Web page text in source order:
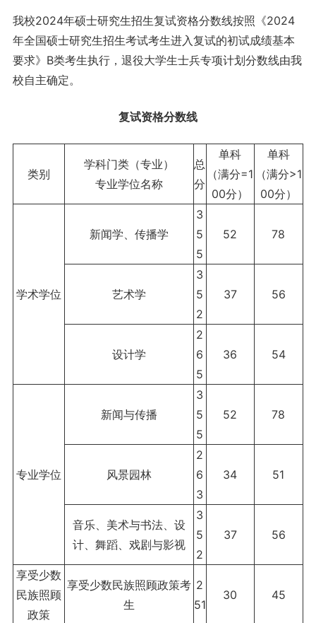
我校2024年硕士研究生招生复试资格分数线按照《2024
年全国硕士研究生招生考试考生进入复试的初试成绩基本
要求》B类考生执行，退役大学生士兵专项计划分数线由我
校自主确定。
复试资格分数线
类别
学科门类（专业）
专业学位名称
总
分
单科
（满分=1
00分）
单科
（满分>1
00分）
学术学位
新闻学、传播学
3
5
5
52 78
艺术学
3
5
2
37 56
设计学
2
6
5
36 54
专业学位
新闻与传播
3
5
5
52 78
风景园林
2
6
3
34 51
音乐、美术与书法、设
计、舞蹈、戏剧与影视
3
5
2
37 56
享受少数
民族照顾
政策
享受少数民族照顾政策考
生
2
51
30 45